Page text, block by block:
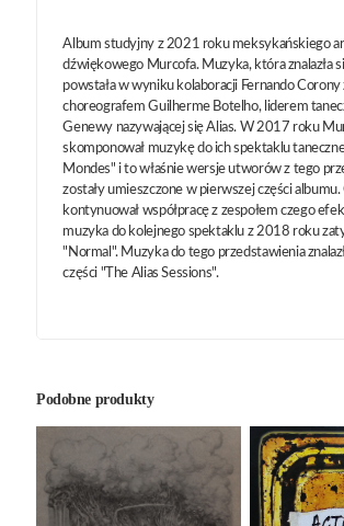
Album studyjny z 2021 roku meksykańskiego
dźwiękowego Murcofa. Muzyka, która znalazła
powstała w wyniku kolaboracji Fernando Corony
choreografem Guilherme Botelho, liderem
Genewy nazywającej się Alias. W 2017 roku
skomponował muzykę do ich spektaklu
Mondes" i to właśnie wersje utworów z tego
zostały umieszczone w pierwszej części albumu.
kontynuował współpracę z zespołem czego
muzyka do kolejnego spektaklu z 2018 roku
"Normal". Muzyka do tego przedstawienia
części "The Alias Sessions".
Podobne produkty